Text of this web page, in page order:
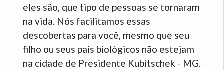
eles são, que tipo de pessoas se tornaram
na vida. Nós facilitamos essas
descobertas para você, mesmo que seu
filho ou seus pais biológicos não estejam
na cidade de Presidente Kubitschek - MG.